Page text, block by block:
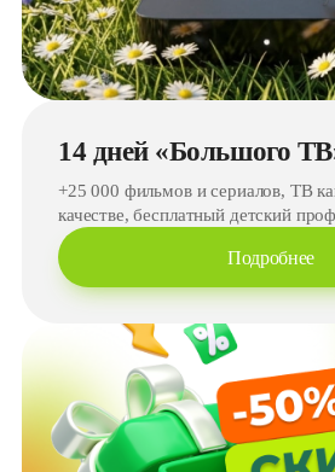
14 дней «Большого
+25 000 фильмов и сериалов, ТВ
качестве, бесплатный детский
Подробнее